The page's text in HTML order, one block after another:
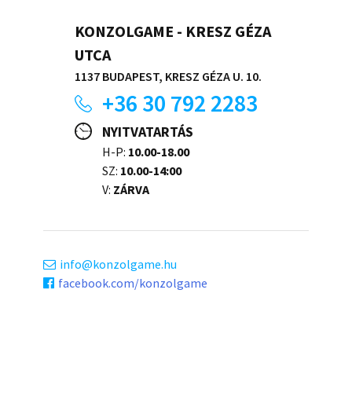
KONZOLGAME - KRESZ GÉZA
UTCA
1137 BUDAPEST, KRESZ GÉZA U. 10.
+36 30 792 2283
NYITVATARTÁS
H-P: 10.00-18.00
SZ: 10.00-14:00
V: ZÁRVA
info
konzolgame.hu
facebook.com/konzolgame